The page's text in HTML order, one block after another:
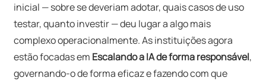
inicial — sobre se deveriam adotar, quais casos de uso
testar, quanto investir — deu lugar a algo mais
complexo operacionalmente. As instituições agora
estão focadas em Escalando a IA de forma responsável,
governando-o de forma eficaz e fazendo com que